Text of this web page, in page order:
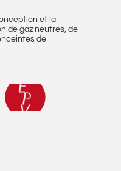
et la
de gaz neutres, de
de